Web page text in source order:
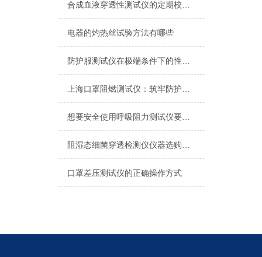
合成血液穿透性测试仪的定期校准、喷嘴清洁与压力传感器维护
电器的灼热丝试验方法有哪些
防护服测试仪在极端条件下的性能评估
上海口罩阻燃测试仪：筑牢防护安全的核心防线
想要安全使用呼吸阻力测试仪要遵守哪些规程
阻湿态细菌穿透检测仪仪器选购可以参考以下事项
口罩差压测试仪的正确操作方式